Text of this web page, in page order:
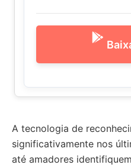
A tecnologia de
significativamente nos
até amadores